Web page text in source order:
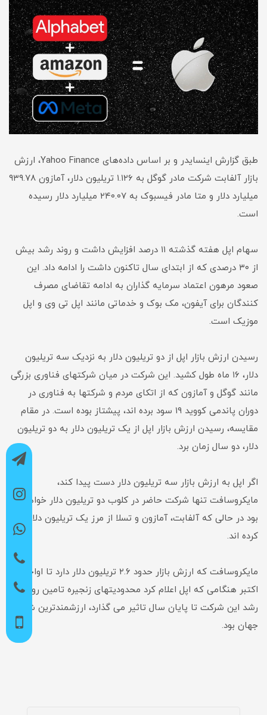
طبق گزارش اینسایدر و بر اساس داده‌های Yahoo Finance، ارزش
بازار آلفابت شرکت مادر گوگل به ۱.۱۲۶ تریلیون دلار، آمازون ۹۳۹.۷۸
میلیارد دلار و متا مادر فیسبوک به ۲۴۰.۰۷ میلیارد دلار رسیده
است.
سهام اپل هفته گذشته ۱۱ درصد افزایش داشت و روند رشد بیش
از ۳۰ درصدی که از ابتدای سال تاکنون داشت را ادامه داد. این
صعود مرهون اعتماد سرمایه گذاران به ادامه تقاضای مصرف
کنندگان برای آیفون، مک بوک و خدماتی مانند اپل تی وی و اپل
موزیک است.
رسیدن ارزش بازار اپل از دو تریلیون دلار به نزدیک سه تریلیون
دلار، ۱۶ ماه طول کشید. این شرکت در میان شرکتهای فناوری بزرگی
مانند گوگل و آمازون که از اتکای مردم و شرکتها به فناوری در
دوران پاندمی کووید ۱۹ سود برده اند، پیشتاز بوده است. در مقام
مقایسه، رسیدن ارزش بازار اپل از یک تریلیون دلار به دو تریلیون
دلار، دو سال زمان برد.
اگر اپل به ارزش بازار سه تریلیون دلار دست پیدا کند،
مایکروسافت تنها شرکت حاضر در کلوب دو تریلیون دلار خواهد
بود در حالی که آلفابت، آمازون و تسلا از مرز یک تریلیون دلار عبور
کرده اند.
مایکروسافت که ارزش بازار حدود ۲.۶ تریلیون دلار دارد تا اواخر
اکتبر هنگامی که اپل اعلام کرد محدودیتهای زنجیره تامین روی
رشد این شرکت تا پایان سال تاثیر می گذارد، ارزشمندترین شرکت
جهان بود.